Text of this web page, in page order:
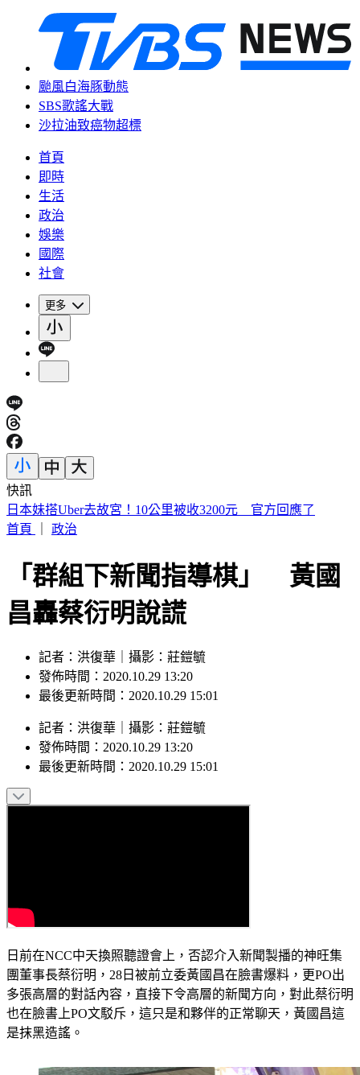
颱風白海豚動態
SBS歌謠大戰
沙拉油致癌物超標
首頁
即時
生活
政治
娛樂
國際
社會
更多
快訊
即時新聞快報！ 立即下載TVBS新聞APP
首頁
政治
「群組下新聞指導棋」 黃國
昌轟蔡衍明說謊
記者：洪復華｜攝影：莊鎧毓
發佈時間：2020.10.29 13:20
最後更新時間：2020.10.29 15:01
記者 ： 洪復華 攝影 ： 莊鎧毓
發佈時間： 2020.10.29 13:20
最後更新時間： 2020.10.29 15:01
日前在NCC中天換照聽證會上，否認介入新聞製播的神旺集
團董事長蔡衍明，28日被前立委黃國昌在臉書爆料，更PO出
多張高層的對話內容，直接下令高層的新聞方向，對此蔡衍明
也在臉書上PO文駁斥，這只是和夥伴的正常聊天，黃國昌這
是抹黑造謠。